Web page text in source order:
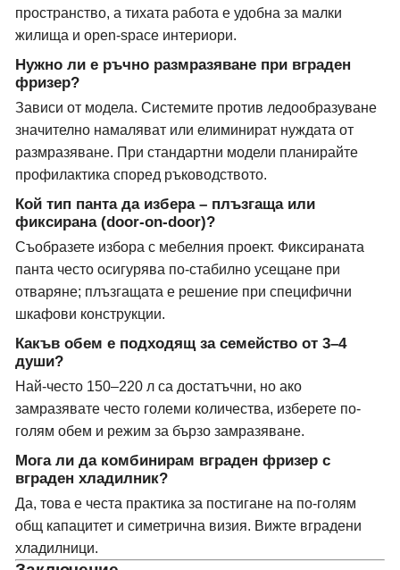
пространство, а тихата работа е удобна за малки
жилища и open-space интериори.
Нужно ли е ръчно размразяване при вграден
фризер?
Зависи от модела. Системите против ледообразуване
значително намаляват или елиминират нуждата от
размразяване. При стандартни модели планирайте
профилактика според ръководството.
Кой тип панта да избера – плъзгаща или
фиксирана (door-on-door)?
Съобразете избора с мебелния проект. Фиксираната
панта често осигурява по-стабилно усещане при
отваряне; плъзгащата е решение при специфични
шкафови конструкции.
Какъв обем е подходящ за семейство от 3–4
души?
Най-често 150–220 л са достатъчни, но ако
замразявате често големи количества, изберете по-
голям обем и режим за бързо замразяване.
Мога ли да комбинирам вграден фризер с
вграден хладилник?
Да, това е честа практика за постигане на по-голям
общ капацитет и симетрична визия. Вижте вградени
хладилници.